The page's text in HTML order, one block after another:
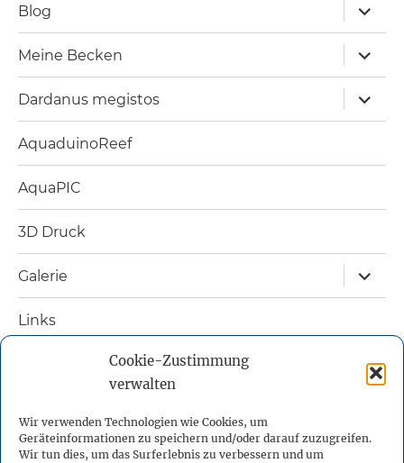
Cookie-Zustimmung
verwalten
Wir verwenden Technologien wie Cookies, um
Geräteinformationen zu speichern und/oder darauf zuzugreifen.
Wir tun dies, um das Surferlebnis zu verbessern und um
Blog
öffnen
Meine Becken
öffnen
Dardanus megistos
öffnen
AquaduinoReef
AquaPIC
3D Druck
Galerie
öffnen
Links
Nützliche Bücher
Impressum